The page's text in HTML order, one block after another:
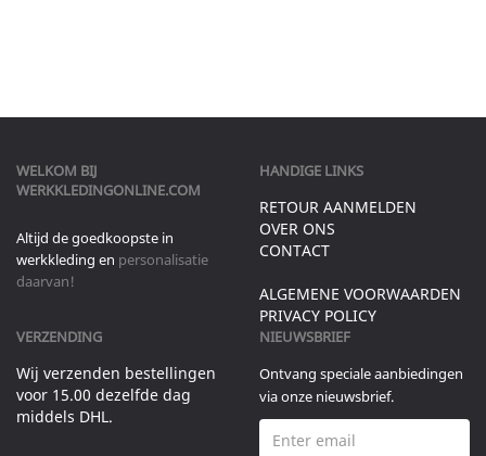
WELKOM BIJ
WERKKLEDINGONLINE.COM
Altijd de goedkoopste in
werkkleding en personalisatie
daarvan!
HANDIGE LINKS
RETOUR AANMELDEN
OVER ONS
CONTACT
ALGEMENE VOORWAARDEN
PRIVACY POLICY
VERZENDING
Wij verzenden bestellingen
voor 15.00 dezelfde dag
middels DHL.
NIEUWSBRIEF
Ontvang speciale aanbiedingen
via onze nieuwsbrief.